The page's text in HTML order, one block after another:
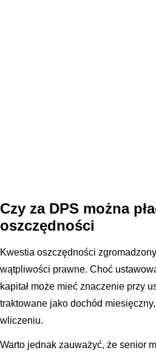
Czy za DPS można
oszczędności
Kwestia oszczędności
wątpliwości prawne. Choć
kapitał może mieć znaczenie przy
traktowane jako dochód
wliczeniu.
Warto jednak zauważyć, że senior